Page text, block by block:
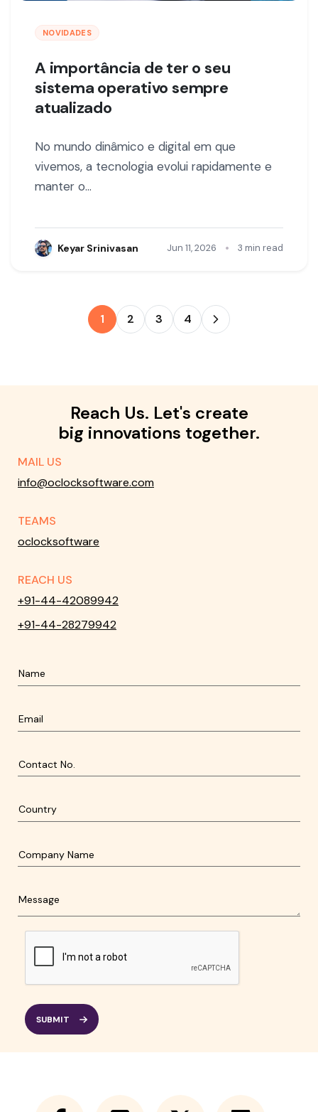
NOVIDADES
A importância de ter o seu
sistema operativo sempre
atualizado
No mundo dinâmico e digital em que
vivemos, a tecnologia evolui rapidamente e
manter o…
Keyar Srinivasan Jun 11, 2026 • 3 min read
1 2 3 4
Reach Us. Let's create
big innovations together.
MAIL US
info@oclocksoftware.com
TEAMS
oclocksoftware
REACH US
+91-44-42089942
+91-44-28279942
Name
Email
Contact No.
Country
Company Name
Message
SUBMIT